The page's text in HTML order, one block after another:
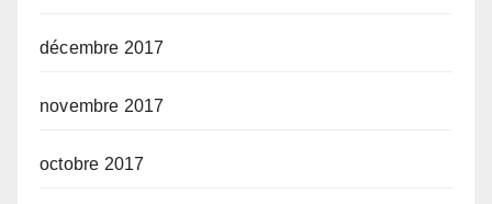
décembre 2017
novembre 2017
octobre 2017